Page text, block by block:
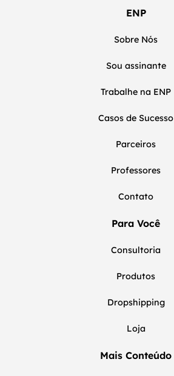
ENP
Sobre Nós
Sou assinante
Trabalhe na ENP
Casos de Sucesso
Parceiros
Professores
Contato
Para Você
Consultoria
Produtos
Dropshipping
Loja
Mais Conteúdo